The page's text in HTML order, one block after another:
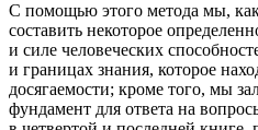
С помощью этого метода мы,
составить некоторое
и силе человеческих
и границах знания, которое
досягаемости; кроме того, мы
фундамент для ответа на